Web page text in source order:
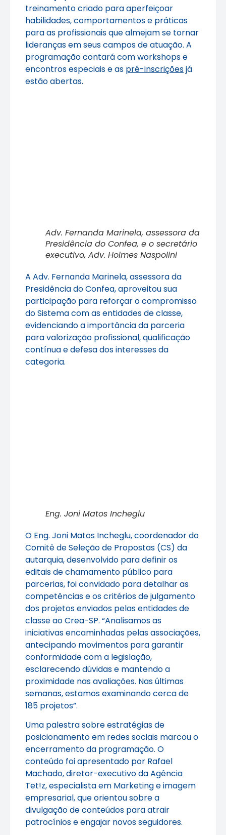
treinamento criado para aperfeiçoar
habilidades, comportamentos e práticas
para as profissionais que almejam se tornar
lideranças em seus campos de atuação. A
programação contará com workshops e
encontros especiais e as pré-inscriçõesjá
estão abertas.
Adv. Fernanda Marinela, assessora da
Presidência do Confea, e o secretário
executivo, Adv. Holmes Naspolini
A Adv. Fernanda Marinela, assessora da
Presidência do Confea, aproveitou sua
participação para reforçar o compromisso
do Sistema com as entidades de classe,
evidenciando a importância da parceria
para valorização profissional, qualificação
contínua e defesa dos interesses da
categoria.
Eng. Joni Matos Incheglu
O Eng. Joni Matos Incheglu, coordenador do
Comitê de Seleção de Propostas (CS) da
autarquia, desenvolvido para definir os
editais de chamamento público para
parcerias, foi convidado para detalhar as
competências e os critérios de julgamento
dos projetos enviados pelas entidades de
classe ao Crea-SP. “Analisamos as
iniciativas encaminhadas pelas associações,
antecipando movimentos para garantir
conformidade com a legislação,
esclarecendo dúvidas e mantendo a
proximidade nas avaliações. Nas últimas
semanas, estamos examinando cerca de
185 projetos”.
Uma palestra sobre estratégias de
posicionamento em redes sociais marcou o
encerramento da programação. O
conteúdo foi apresentado por Rafael
Machado, diretor-executivo da Agência
Tet!z, especialista em Marketing e imagem
empresarial, que orientou sobre a
divulgação de conteúdos para atrair
patrocínios e engajar novos seguidores.